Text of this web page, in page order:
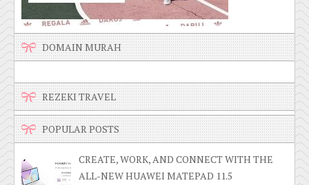
DOMAIN MURAH
REZEKI TRAVEL
POPULAR POSTS
CREATE, WORK, AND CONNECT WITH THE
ALL-NEW HUAWEI MATEPAD 11.5